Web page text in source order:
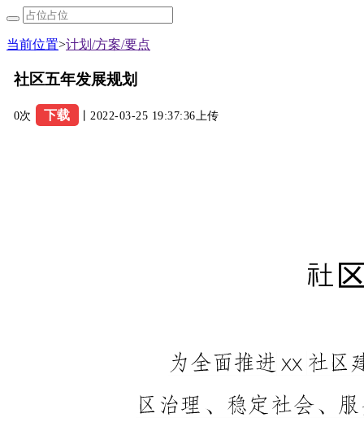
当前位置>计划/方案/要点
社区五年发展规划
0次 下载 丨2022-03-25 19:37:36上传